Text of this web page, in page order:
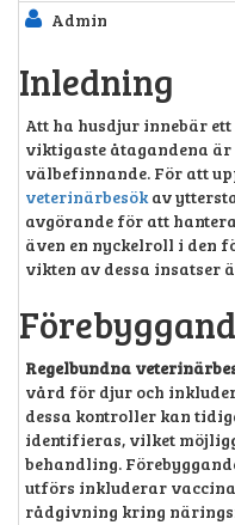
Admin
Inledning
Att ha husdjur innebär
viktigaste åtagandena
välbefinnande. För att
veterinärbesökav
avgörande för att
även en nyckelroll i den
vikten av dessa insatser
Regelbundna
vård för djur och
dessa kontroller kan
identifieras, vilket
behandling.
utförs inkluderar
rådgivning kring